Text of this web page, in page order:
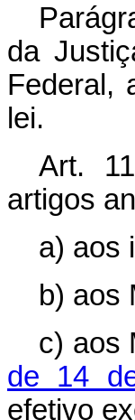
da
Federal,
lei.
Art.
artigos
a) aos
b) aos
c) aos
de 14
efetivo